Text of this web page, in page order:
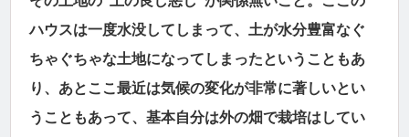
ハウスは一度水没してしまって、土が水分豊富なぐ
ちゃぐちゃな土地になってしまったということもあ
り、あとここ最近は気候の変化が非常に著しいとい
うこともあって、基本自分は外の畑で栽培はしてい